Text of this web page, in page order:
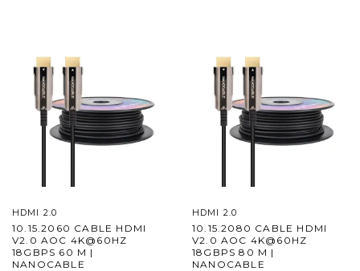
HDMI 2.0
10.15.2060 CABLE HDMI
V2.0 AOC 4K@60HZ
18GBPS 60 M |
NANOCABLE
HDMI 2.0
10.15.2080 CABLE HDMI
V2.0 AOC 4K@60HZ
18GBPS 80 M |
NANOCABLE